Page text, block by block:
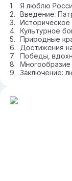
Я люблю
Введение:
Историческое
Культурное
Природные
Достижения
Победы,
Многообразие
Заключение: